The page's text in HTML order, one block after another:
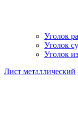
Уголок
Уголок
Уголок
Лист металлический